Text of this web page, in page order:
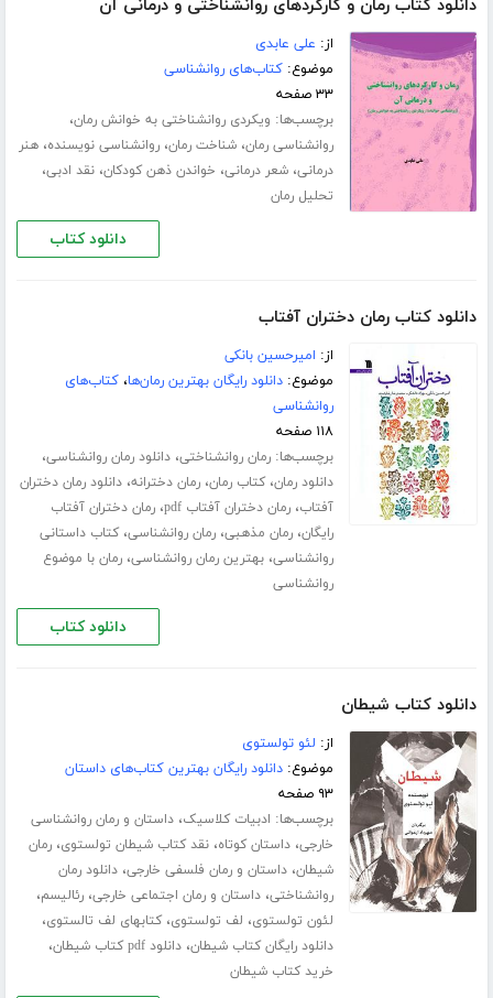
دانلود کتاب رمان و کارکردهای روانشناختی و درمانی آن
از: علی عابدی
موضوع:کتاب‌های روانشناسی
۳۳ صفحه
برچسب‌ها: ویکردی روانشناختی به خوانش رمان،
روانشناسی رمان،شناخت رمان،روانشناسی نویسنده،هنر
درمانی،شعر درمانی، خواندن ذهن کودکان،نقد ادبی،
تحلیل رمان
دانلود کتاب
دانلود کتاب رمان دختران آفتاب
از: امیرحسین بانکی
موضوع:دانلود رایگان بهترین رمان‌ها،کتاب‌های
روانشناسی
۱۱۸ صفحه
برچسب‌ها:رمان روانشناختی،دانلود رمان روانشناسی،
دانلود رمان،کتاب رمان،رمان دخترانه،دانلود رمان دختران
آفتاب،رمان دختران آفتاب pdf ،رمان دختران آفتاب
رایگان،رمان مذهبی،رمان روانشناسی،کتاب داستانی
روانشناسی،بهترین رمان روانشناسی،رمان با موضوع
روانشناسی
دانلود کتاب
دانلود کتاب شیطان
از: لئو تولستوی
موضوع:دانلود رایگان بهترین کتاب‌های داستان
۹۳ صفحه
برچسب‌ها: ادبیات کلاسیک،داستان و رمان روانشناسی
خارجی،داستان کوتاه،نقد کتاب شیطان تولستوی،رمان
شیطان،داستان و رمان فلسفی خارجی،دانلود رمان
روانشناختی،داستان و رمان اجتماعی خارجی،رئالیسم،
لئون تولستوی، لف تولستوی،کتابهای لف تالستوی،
دانلود رایگان کتاب شیطان،دانلود pdf کتاب شیطان ،
خرید کتاب شیطان